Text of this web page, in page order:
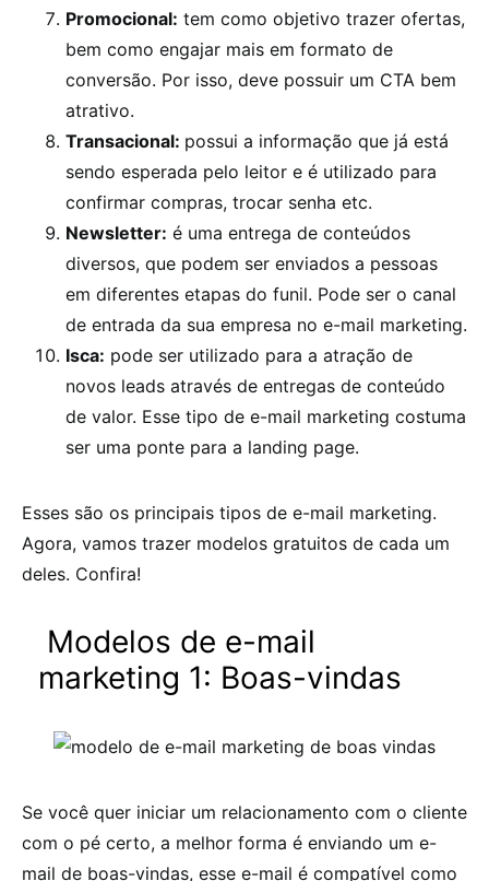
Promocional: tem como objetivo trazer ofertas,
bem como engajar mais em formato de
conversão. Por isso, deve possuir um CTA bem
atrativo.
Transacional: possui a informação que já está
sendo esperada pelo leitor e é utilizado para
confirmar compras, trocar senha etc.
Newsletter: é uma entrega de conteúdos
diversos, que podem ser enviados a pessoas
em diferentes etapas do funil. Pode ser o canal
de entrada da sua empresa no e-mail marketing.
Isca: pode ser utilizado para a atração de
novos leads através de entregas de conteúdo
de valor. Esse tipo de e-mail marketing costuma
ser uma ponte para a landing page.
Esses são os principais tipos de e-mail marketing.
Agora, vamos trazer modelos gratuitos de cada um
deles. Confira!
Modelos de e-mail
marketing 1: Boas-vindas
Se você quer iniciar um relacionamento com o cliente
com o pé certo, a melhor forma é enviando um e-
mail de boas-vindas, esse e-mail é compatível como